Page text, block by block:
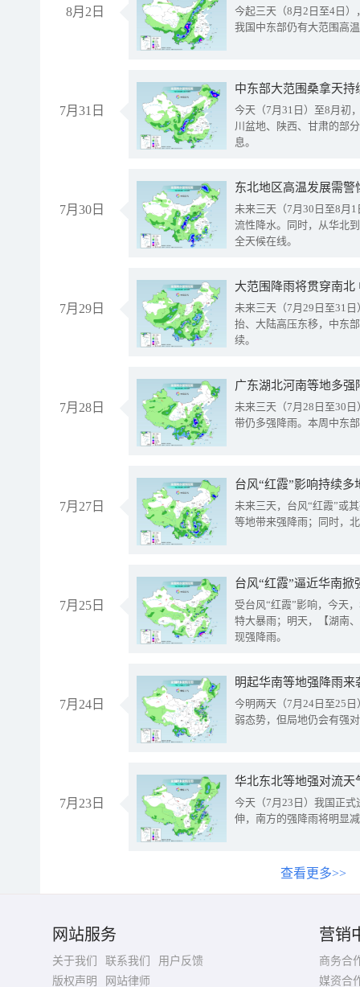
8月2日
今起三天（8月2日至4日
我国中东部仍有大范围高
7月31日
中东部大范围桑拿天
今天（7月31日）至8月初
川盆地、陕西、甘肃的部
息。
7月30日
东北地区高温发展需
未来三天（7月30日至8月
流性降水。同时，从华北
全天候在线。
7月29日
大范围降雨将贯穿南
未来三天（7月29日至31
抬、大陆高压东移，中东
续。
7月28日
广东湖北河南等地多
未来三天（7月28日至30
带仍多强降雨。本周中东
7月27日
台风“红霞”影响持续
未来三天，台风“红霞”或
等地带来强降雨；同时，
7月25日
台风“红霞”逼近华南
受台风“红霞”影响，今天
特大暴雨；明天，【湖南
现强降雨。
7月24日
明起华南等地强降雨
今明两天（7月24日至25
弱态势，但局地仍会有强
7月23日
华北东北等地强对流天
今天（7月23日）我国正
伸，南方的强降雨将明显
查看更多>>
网站服务
关于我们 联系我们
用户反馈
版权声明
网站律师
营销
商务合
媒资合